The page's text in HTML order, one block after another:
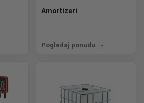
Amortizeri
Pogledaj ponudu